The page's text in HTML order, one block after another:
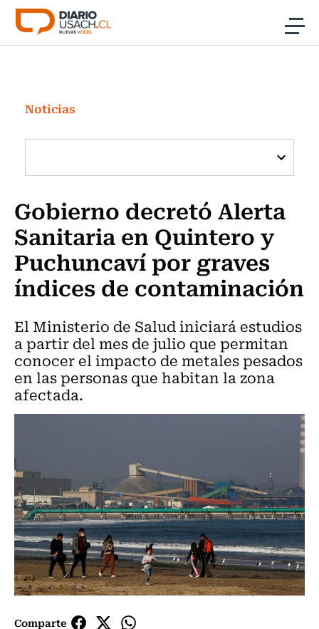
Click acá para ir directamente al contenido
Investigación
Cultura
Programas Radio y TV Usach
Noticias
Gobierno decretó Alerta
Sanitaria en Quintero y
Puchuncaví por graves
índices de contaminación
El Ministerio de Salud iniciará estudios
a partir del mes de julio que permitan
conocer el impacto de metales pesados
en las personas que habitan la zona
afectada.
Comparte